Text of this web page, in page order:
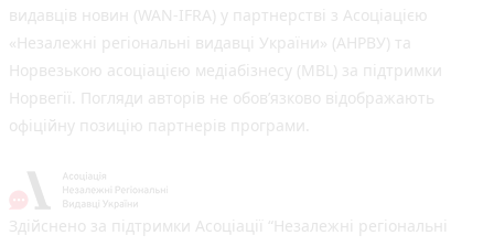
видавців новин (WAN-IFRA) у партнерстві з Асоціацією
«Незалежні регіональні видавці України» (АНРВУ) та
Норвезькою асоціацією медіабізнесу (MBL) за підтримки
Норвегії. Погляди авторів не обов’язково відображають
офіційну позицію партнерів програми.
Здійснено за підтримки Асоціації “Незалежні регіональні